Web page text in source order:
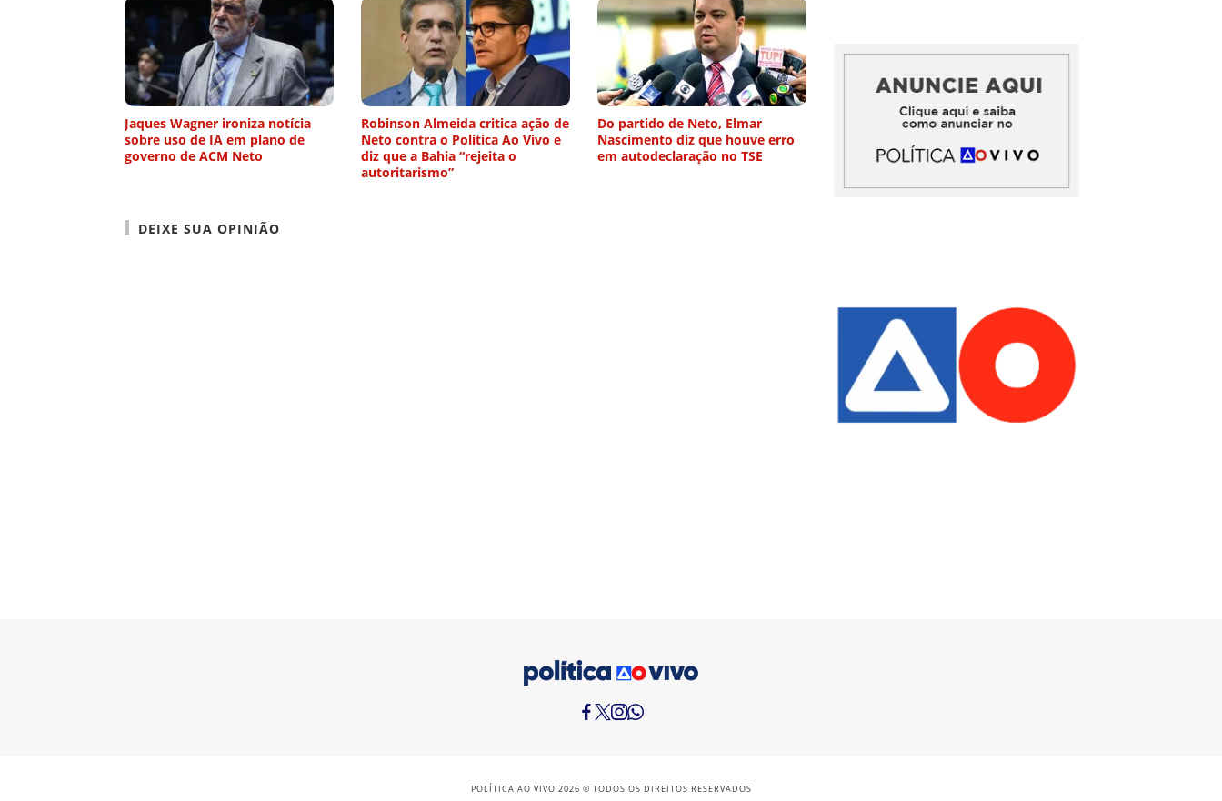
Jaques Wagner ironiza notícia
sobre uso de IA em plano de
governo de ACM Neto
Robinson Almeida critica ação de
Neto contra o Política Ao Vivo e
diz que a Bahia “rejeita o
autoritarismo”
Do partido de Neto, Elmar
Nascimento diz que houve erro
em autodeclaração no TSE
DEIXE SUA OPINIÃO
POLÍTICA AO VIVO 2026 © TODOS OS DIREITOS RESERVADOS